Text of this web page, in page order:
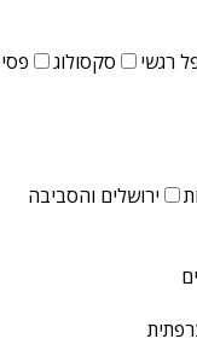
רגשי סקסולוג
ירושלים והסביבה